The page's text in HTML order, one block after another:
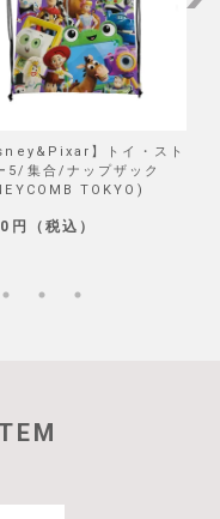
】トイ・スト
5/集合/ナップザック
TOKYO)
円（税込）